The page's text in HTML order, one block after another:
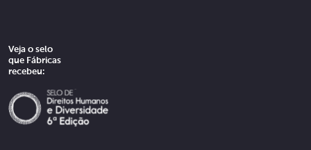
Veja o selo
que Fábricas
recebeu: